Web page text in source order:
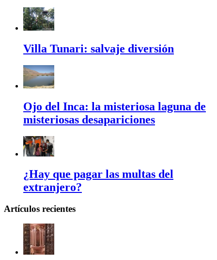
Villa Tunari: salvaje diversión
Ojo del Inca: la misteriosa laguna de
misteriosas desapariciones
¿Hay que pagar las multas del
extranjero?
Artículos recientes